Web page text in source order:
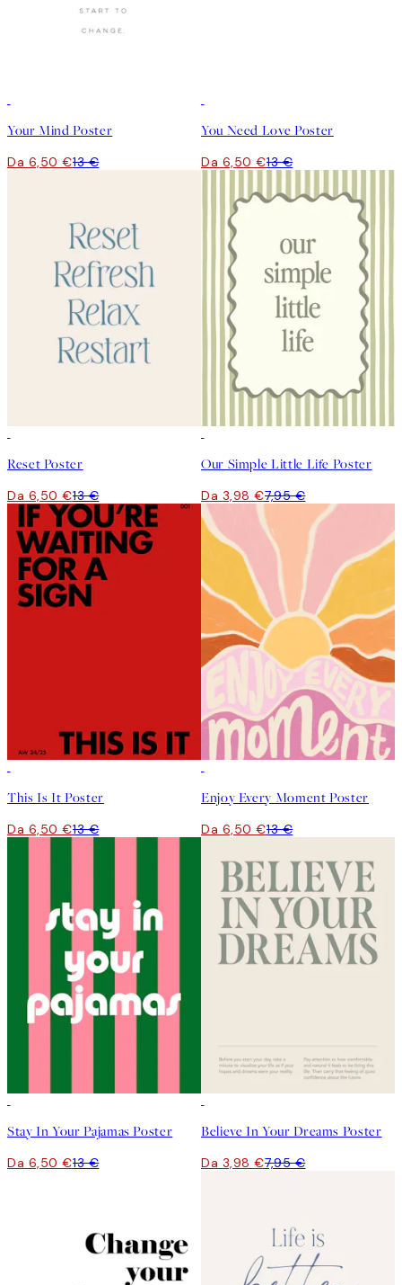
Your Mind Poster
Da 6,50 €13 €
You Need Love Poster
Da 6,50 €13 €
Reset Poster
Da 6,50 €13 €
Our Simple Little Life Poster
Da 3,98 €7,95 €
This Is It Poster
Da 6,50 €13 €
Enjoy Every Moment Poster
Da 6,50 €13 €
Stay In Your Pajamas Poster
Da 6,50 €13 €
Believe In Your Dreams Poster
Da 3,98 €7,95 €